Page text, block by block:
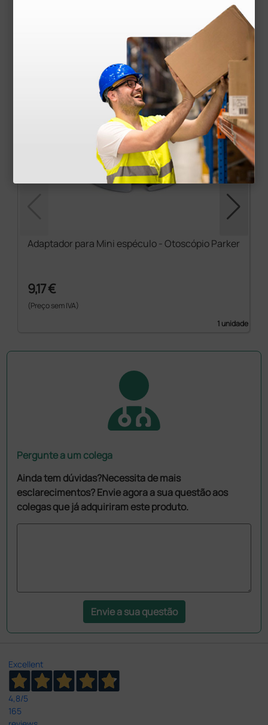
Adaptador para Mini espéculo - Otoscópio Parker
9,17 €
(Preço sem IVA)
1 unidade
Pergunte a um colega
Ainda tem dúvidas?Necessita de mais
esclarecimentos? Envie agora a sua questão aos
colegas que já adquiriram este produto.
Envie a sua questão
Excellent
4,8/5
165